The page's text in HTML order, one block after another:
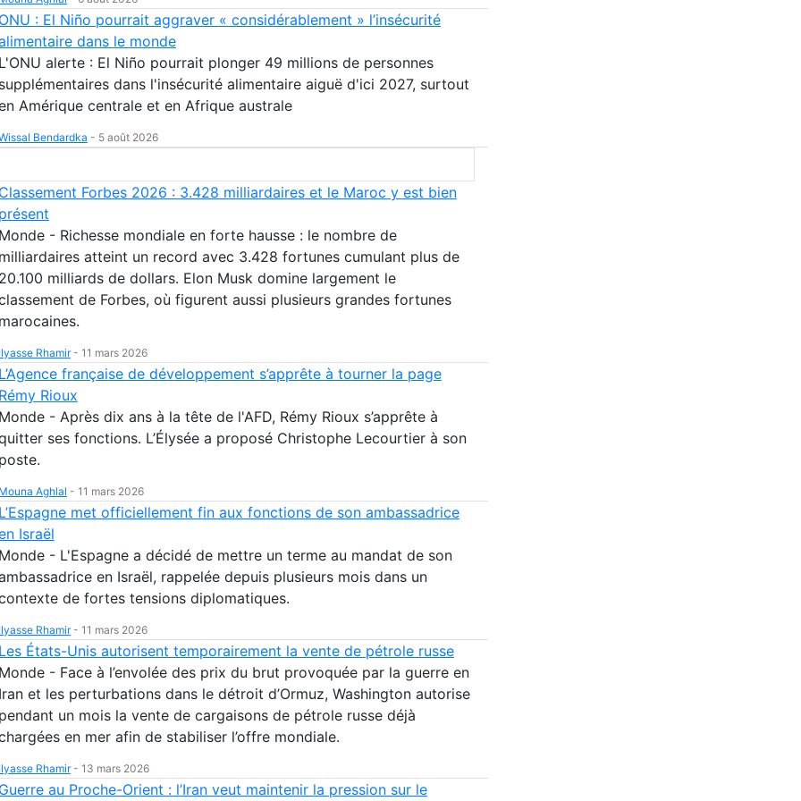
ONU : El Niño pourrait aggraver « considérablement » l’insécurité
dans le monde
L'ONU alerte : El Niño pourrait plonger 49 millions de personnes
supplémentaires dans l'insécurité alimentaire aiguë d'ici 2027, surtout
Amérique centrale et en Afrique australe
Bendardka - 5 août 2026
Classement Forbes 2026 : 3.428 milliardaires et le Maroc y est bien
présent
Monde - Richesse mondiale en forte hausse : le nombre de
milliardaires atteint un record avec 3.428 fortunes cumulant plus de
20.100 milliards de dollars. Elon Musk domine largement le
de Forbes, où figurent aussi plusieurs grandes fortunes
marocaines.
Ilyasse Rhamir- 11 mars 2026
L’Agence française de développement s’apprête à tourner la page
Rémy Rioux
Monde - Après dix ans à la tête de l'AFD, Rémy Rioux s’apprête à
ses fonctions. L’Élysée a proposé Christophe Lecourtier à son
poste.
Mouna Aghlal - 11 mars 2026
L’Espagne met officiellement fin aux fonctions de son ambassadrice
Israël
Monde - L'Espagne a décidé de mettre un terme au mandat de son
en Israël, rappelée depuis plusieurs mois dans un
de fortes tensions diplomatiques.
Ilyasse Rhamir- 11 mars 2026
Les États-Unis autorisent temporairement la vente de pétrole russe
Monde - Face à l’envolée des prix du brut provoquée par la guerre en
Iran et les perturbations dans le détroit d’Ormuz, Washington autorise
pendant un mois la vente de cargaisons de pétrole russe déjà
en mer afin de stabiliser l’offre mondiale.
Ilyasse Rhamir- 13 mars 2026
Guerre au Proche-Orient : l’Iran veut maintenir la pression sur le